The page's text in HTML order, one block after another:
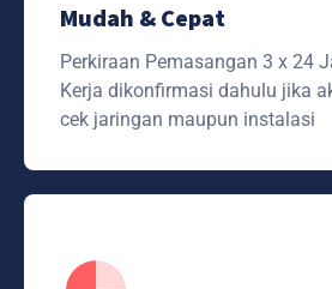
Mudah & Cepat
Perkiraan Pemasangan 3 x 24
Kerja dikonfirmasi dahulu jika
cek jaringan maupun instalasi